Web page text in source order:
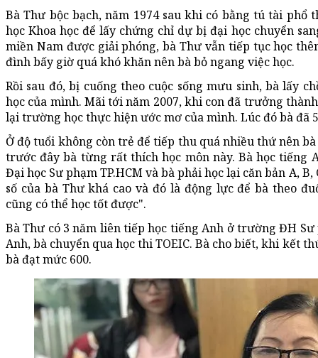
Bà Thư bộc bạch, năm 1974 sau khi có bằng tú tài phổ
học Khoa học để lấy chứng chỉ dự bị đại học chuyển
miền Nam được giải phóng, bà Thư vẫn tiếp tục học
đình bấy giờ quá khó khăn nên bà bỏ ngang việc học.
Rồi sau đó, bị cuống theo cuộc sống mưu sinh, bà lấy
học của mình. Mãi tới năm 2007, khi con đã trưởng
lại trường học thực hiện ước mơ của mình. Lúc đó bà đã
Ở độ tuổi không còn trẻ để tiếp thu quá nhiều thứ nên
trước đây bà từng rất thích học môn này. Bà học
Đại học Sư phạm TP.HCM và bà phải học lại căn bản A,
số của bà Thư khá cao và đó là động lực để bà theo
cũng có thể học tốt được".
Bà Thư có 3 năm liên tiếp học tiếng Anh ở trường ĐH
Anh, bà chuyển qua học thi TOEIC. Bà cho biết, khi kết
bà đạt mức 600.